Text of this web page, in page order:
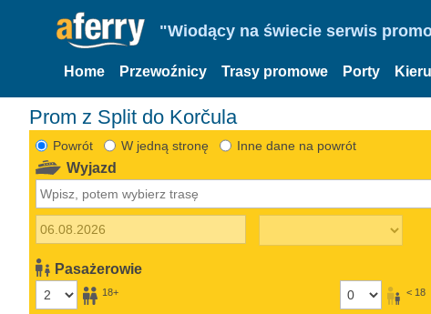
"Wiodący na świecie serwis
Home Przewoźnicy Trasy promowe Porty
Prom z Split do Korčula
Powrót W jedną stronę Inne dane na powrót
Wyjazd
Pasażerowie
18+ < 18